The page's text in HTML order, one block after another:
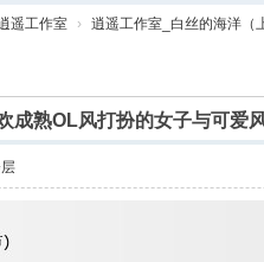
搜
遥工作室 › 逍遥工作室_白丝的海洋（
成熟OL风打扮的女子与可爱